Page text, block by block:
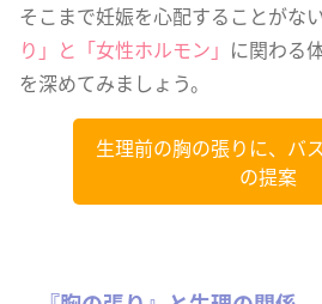
そこまで妊娠を心配することがな
り」と「女性ホルモン」 に関わる
を深めてみましょう。
生理前の胸の張りに、バ
の提案